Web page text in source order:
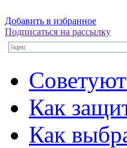
Добавить в избранное
Подписаться на рассылку
Как
Как